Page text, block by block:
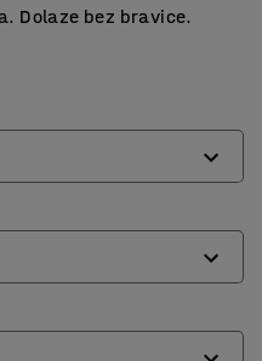
Dolaze bez bravice.